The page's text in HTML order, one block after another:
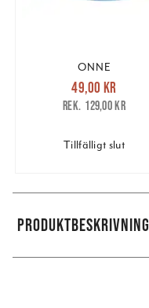
ONNE
Nuvarande pris
49,00 krTidigare pris
129,00 kr
49,00 kr
129,00 kr
Tillfälligt slut
PRODUKTBESKRIVNING